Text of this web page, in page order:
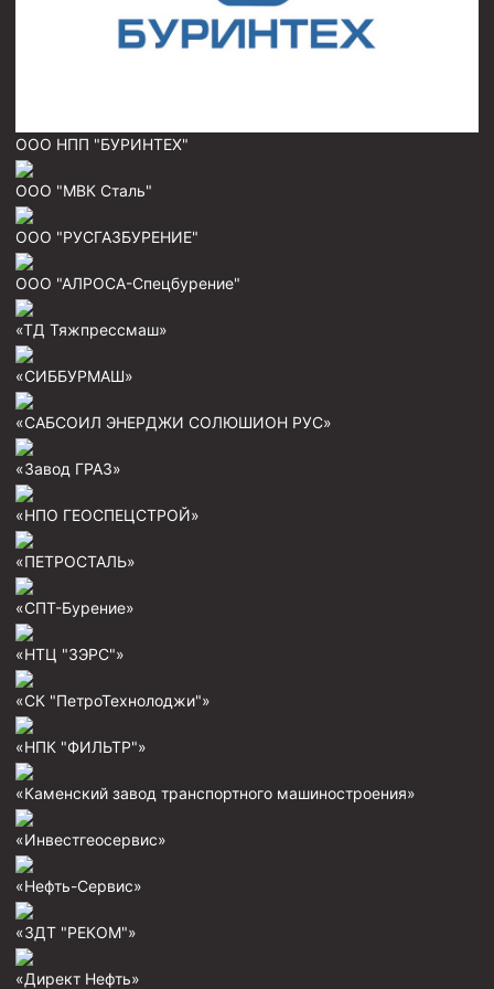
Муфта ОТТМ 146
Муфта БТС 178
Муфта БТС 168
Муфта ОТТМ 245
Муфта ОТТМ 324
Муфта ОТТМ 178
Муфта ОТТГ 168
Муфта ОТТГ 146
Муфта ОТТГ 127
Буровое оборудование
Оборудование для трубопроводов и манифольдов
Буровые насосы
Противовыбросовое оборудование
Системы верхнего привода (СВП)
Буровые установки
ООО НПП "БУРИНТЕХ"
ООО "МВК Сталь"
ООО "РУСГАЗБУРЕНИЕ"
ООО "АЛРОСА-Спецбурение"
«ТД Тяжпрессмаш»
«СИББУРМАШ»
«САБСОИЛ ЭНЕРДЖИ СОЛЮШИОН РУС»
«Завод ГРАЗ»
«НПО ГЕОСПЕЦСТРОЙ»
«ПЕТРОСТАЛЬ»
«СПТ-Бурение»
«НТЦ "ЗЭРС"»
«СК "ПетроТехнолоджи"»
«НПК "ФИЛЬТР"»
«Каменский завод транспортного машиностроения»
«Инвестгеосервис»
«Нефть-Сервис»
«ЗДТ "РЕКОМ"»
«Директ Нефть»